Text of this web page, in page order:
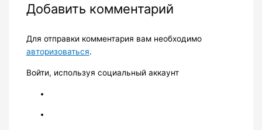
Добавить комментарий
Для отправки комментария вам необходимо
авторизоваться.
Войти, используя социальный аккаунт